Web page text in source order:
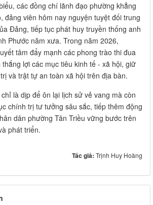
các đồng chí lãnh đạo phường khẳng
đảng viên hôm nay nguyện tuyệt đối trung
Đảng, tiếp tục phát huy truyền thống anh
Phước năm xưa. Trong năm 2026,
tâm đẩy mạnh các phong trào thi đua
lợi các mục tiêu kinh tế - xã hội, giữ
và trật tự an toàn xã hội trên địa bàn.
là dịp để ôn lại lịch sử vẻ vang mà còn
chính trị tư tưởng sâu sắc, tiếp thêm động
dân phường Tân Triều vững bước trên
phát triển.
Tác giả: Trịnh Huy Hoàng